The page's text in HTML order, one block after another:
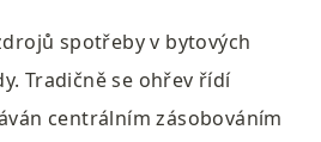
spotřeby v bytových
Tradičně se ohřev řídí
centrálním zásobováním